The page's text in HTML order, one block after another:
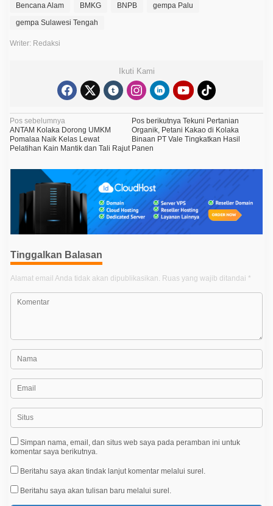
Bencana Alam BMKG BNPB
gempa Palu
gempa Sulawesi Tengah
Writer: Redaksi
Ikuti Kami
N
a
v
i
i
p
o
s
Pos sebelumnya
ANTAM Kolaka Dorong UMKM
Pomalaa Naik Kelas Lewat
Pelatihan Kain Mantik dan Tali Rajut
Pos berikutnyaTekuni Pertanian
Organik, Petani Kakao di Kolaka
Binaan PT Vale Tingkatkan Hasil
Panen
Tinggalkan Balasan
Alamat email Anda tidak akan dipublikasikan. Ruas yang wajib ditandai *
Simpan nama, email, dan situs web saya pada peramban ini untuk
komentar saya berikutnya.
Beritahu saya akan tindak lanjut komentar melalui surel.
Beritahu saya akan tulisan baru melalui surel.